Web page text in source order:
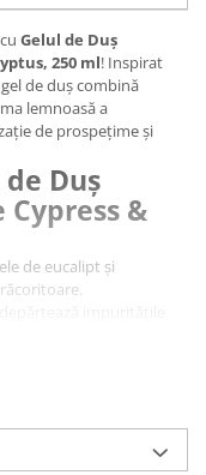
Gelul de Duș
250 ml! Inspirat
de duș combină
lemnoasă a
de prospețime și
Duș
&
de eucalipt și